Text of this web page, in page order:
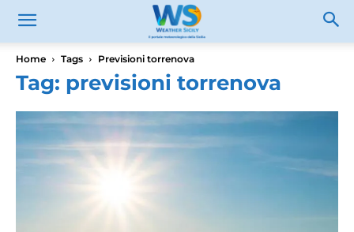
Home Tags Previsioni torrenova
Tag: previsioni torrenova